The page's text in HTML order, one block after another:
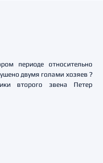
периоде относительно
двумя голами хозяев ?
второго звена Петер